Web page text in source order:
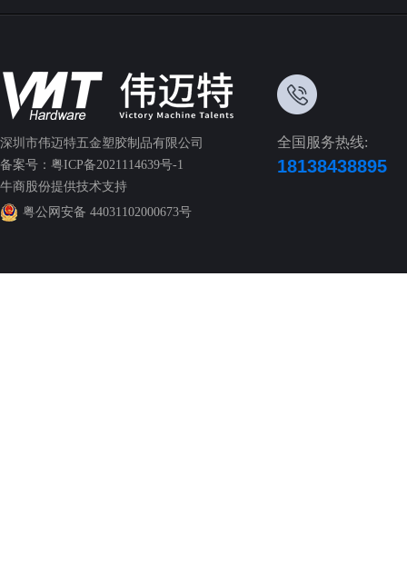
深圳市伟迈特五金塑胶制品有限公司
备案号： 粤ICP备2021114639号-1
牛商股份提供技术支持
粤公网安备 44031102000673号
全国服务热线:
18138438895